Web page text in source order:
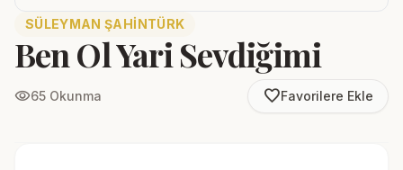
SÜLEYMAN ŞAHINTÜRK
Ben Ol Yari Sevdiğimi
visibility65 Okunma favorite_borderFavorilere Ekle